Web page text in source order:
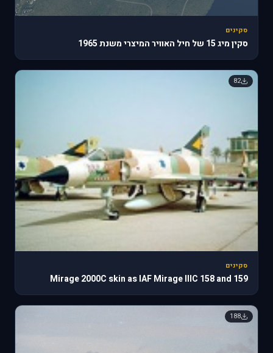
סקינים
סקין מיג 15 של חיל האוויר המיצרי משנת 1965
82
סקינים
Mirage 2000C skin as IAF Mirage IIIC 158 and 159
188